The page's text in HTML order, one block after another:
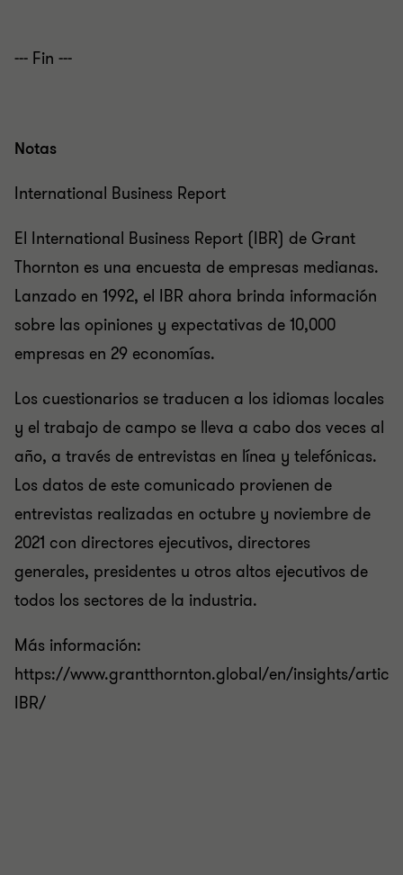
--- Fin ---
Notas
International Business Report
El International Business Report (IBR) de Grant
Thornton es una encuesta de empresas medianas.
Lanzado en 1992, el IBR ahora brinda información
sobre las opiniones y expectativas de 10,000
empresas en 29 economías.
Los cuestionarios se traducen a los idiomas locales
y el trabajo de campo se lleva a cabo dos veces al
año, a través de entrevistas en línea y telefónicas.
Los datos de este comunicado provienen de
entrevistas realizadas en octubre y noviembre de
2021 con directores ejecutivos, directores
generales, presidentes u otros altos ejecutivos de
todos los sectores de la industria.
Más información:
https://www.grantthornton.global/en/insights/
IBR/